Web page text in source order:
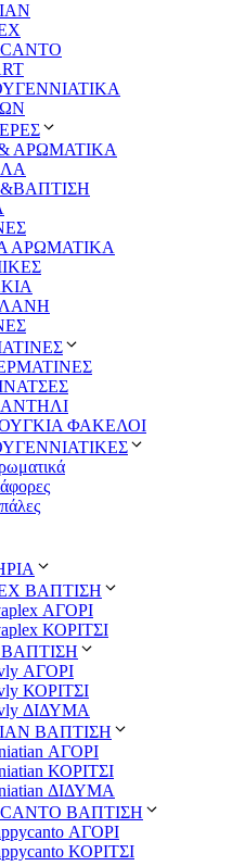
ΑΡΩΜΑΤΙΚΑ
ΑΡΩΜΑΤΙΚΑ
ΦΑΚΕΛΟΙ
ΒΑΠΤΙΣΗ
ΑΓΟΡΙ
ΚΟΡΙΤΣΙ
ΒΑΠΤΙΣΗ
ΑΓΟΡΙ
ΚΟΡΙΤΣΙ
ΔΙΔΥΜΑ
ΒΑΠΤΙΣΗ
ΑΓΟΡΙ
ΚΟΡΙΤΣΙ
ΔΙΔΥΜΑ
ΒΑΠΤΙΣΗ
ΑΓΟΡΙ
ΚΟΡΙΤΣΙ